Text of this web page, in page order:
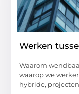
Werken
Waarom
waarop we
hybride,